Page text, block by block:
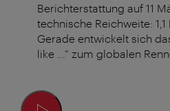
Berichterstattung auf 11
technische Reichweite:
Gerade entwickelt sich
like ...“ zum globalen